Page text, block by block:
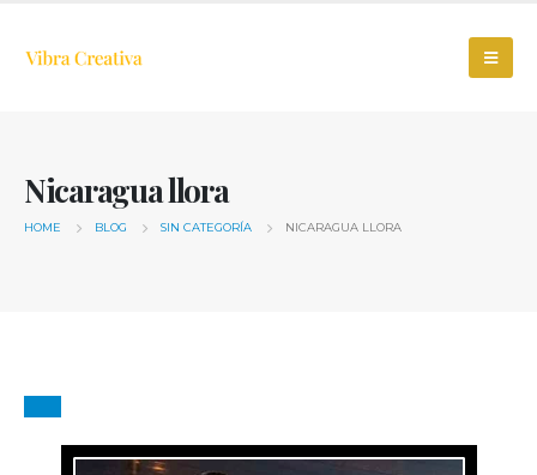
Nicaragua llora
HOME BLOG SIN CATEGORÍA NICARAGUA LLORA